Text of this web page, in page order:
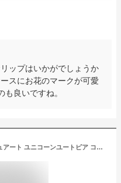
ップはいかがでしょうか
スにお花のマークが可愛
良いですね。
【即納】JILL STUART ジルスチュアート ユニコーンユートピア コレクション JILLSTUART限定 ギフトジルスチュアート クリスマスコフレ クリスマス コフレ コスメ 2023年 クリスマスコスメ クリスマスコスメセット コスメセット JILLSTUART デパコス【2023 クリスマスコフレ】